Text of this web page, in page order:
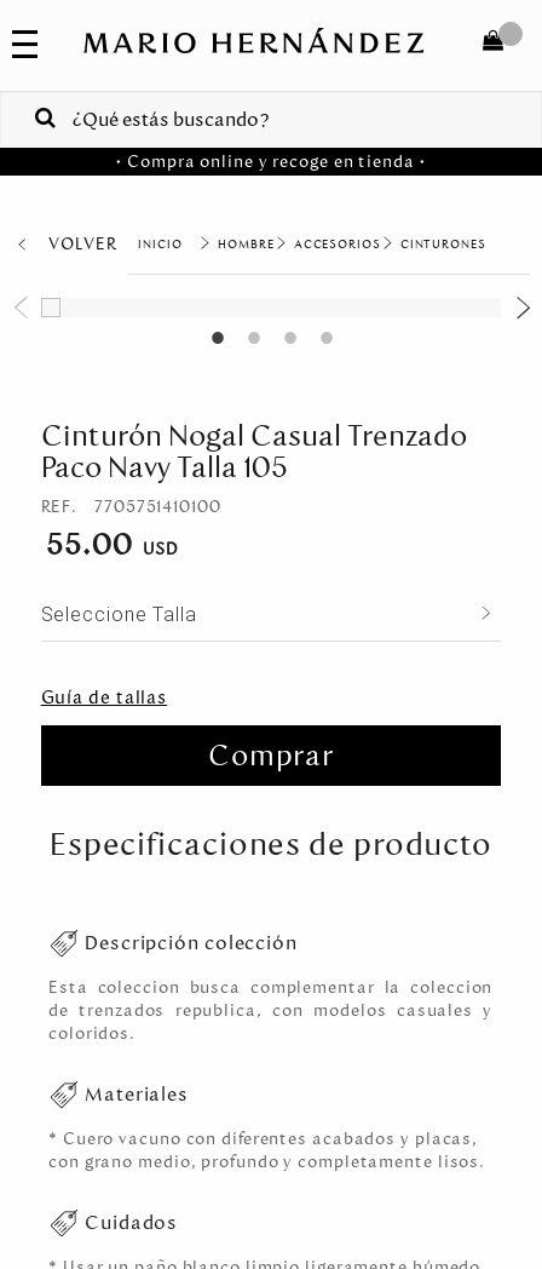
COLECCIONES
VENTAS
CORPORATIVAS
Venezuela
COMPRAR
• Compra online y recoge en tienda •
VOLVER HOMBRE ACCESORIOS CINTURONES
Cinturón Nogal Casual Trenzado
Paco Navy Talla 105
REF. 7705751410100
55.00
Seleccione Talla
Guía de tallas
Comprar
Especificaciones de producto
Descripción colección
Esta coleccion busca complementar la coleccion
de trenzados republica, con modelos casuales y
coloridos.
Materiales
* Cuero vacuno con diferentes acabados y placas,
con grano medio, profundo y completamente lisos.
Cuidados